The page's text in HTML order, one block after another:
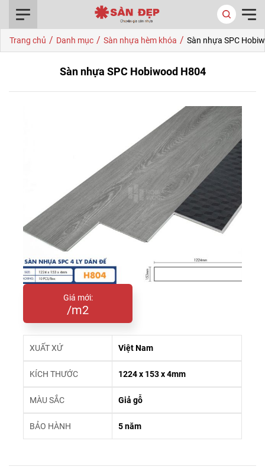
Trang chủ / Danh mục / Sàn nhựa hèm khóa / Sàn nhựa SPC
Sàn nhựa SPC Hobiwood H804
Giá mới:
/m2
XUẤT XỨ Việt Nam
KÍCH THƯỚC 1224 x 153 x 4mm
MÀU SẮC Giả gỗ
BẢO HÀNH 5 năm